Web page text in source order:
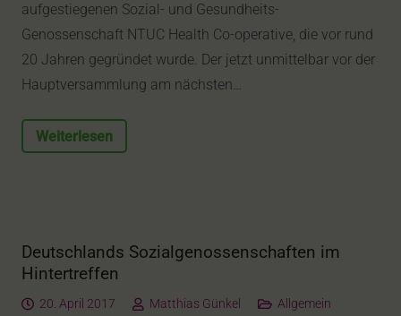
aufgestiegenen Sozial- und Gesundheits-
Genossenschaft NTUC Health Co-operative, die vor rund
20 Jahren gegründet wurde. Der jetzt unmittelbar vor der
Hauptversammlung am nächsten…
Weiterlesen
Deutschlands Sozialgenossenschaften im
Hintertreffen
20. April 2017 Matthias Günkel Allgemein